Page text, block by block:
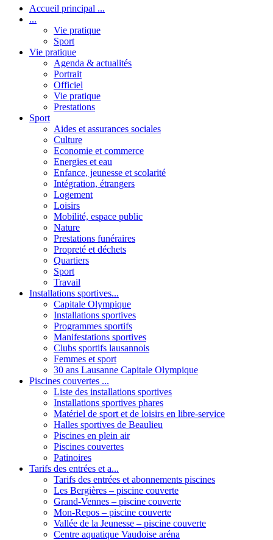
Accueil principal ...
...
Vie pratique
Sport
Vie pratique
Agenda & actualités
Portrait
Officiel
Vie pratique
Prestations
Sport
Aides et assurances sociales
Culture
Economie et commerce
Energies et eau
Enfance, jeunesse et scolarité
Intégration, étrangers
Logement
Loisirs
Mobilité, espace public
Nature
Prestations funéraires
Propreté et déchets
Quartiers
Sport
Travail
Installations sportives...
Capitale Olympique
Installations sportives
Programmes sportifs
Manifestations sportives
Clubs sportifs lausannois
Femmes et sport
30 ans Lausanne Capitale Olympique
Piscines couvertes ...
Liste des installations sportives
Installations sportives phares
Matériel de sport et de loisirs en libre-service
Halles sportives de Beaulieu
Piscines en plein air
Piscines couvertes
Patinoires
Tarifs des entrées et a...
Tarifs des entrées et abonnements piscines
Les Bergières – piscine couverte
Grand-Vennes – piscine couverte
Mon-Repos – piscine couverte
Vallée de la Jeunesse – piscine couverte
Centre aquatique Vaudoise aréna